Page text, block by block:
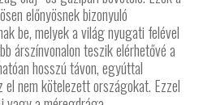
előnyösnek bizonyuló
be, melyek a világ nyugati felével
árszínvonalon teszik elérhetővé a
hosszú távon, egyúttal
el nem kötelezett országokat. Ezzel